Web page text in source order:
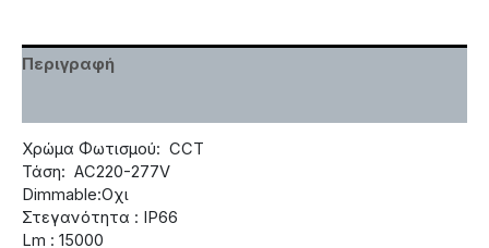
Περιγραφή
Χρώμα Φωτισμού: CCT
Τάση: AC220-277V
Dimmable:Οχι
Στεγανότητα : IP66
Lm : 15000